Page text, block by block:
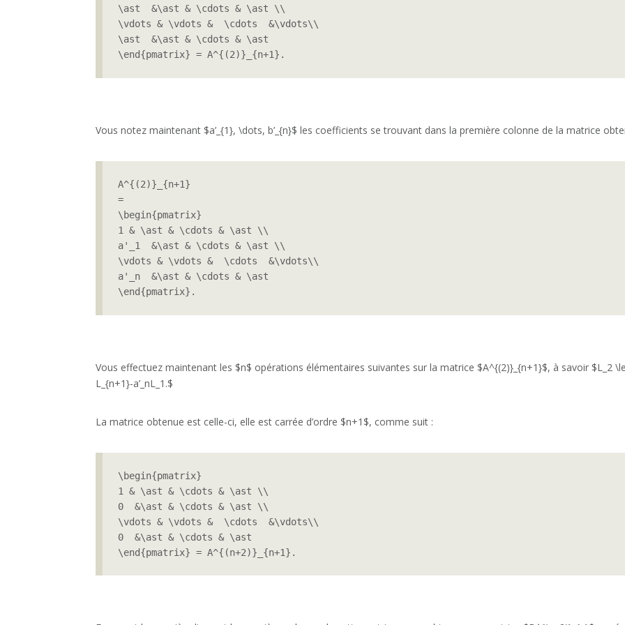
\ast  &\ast & \cdots & \ast \\
\vdots & \vdots &  \cdots  &\vdots\\
\ast  &\ast & \cdots & \ast
\end{pmatrix} = A^{(2)}_{n+1}.
Vous notez maintenant $a’_{1}, \dots, b’_{n}$ les coefficients se trouvant dans la première colonne de la matrice
A^{(2)}_{n+1}
=
\begin{pmatrix}
1 & \ast & \cdots & \ast \\
a'_1  &\ast & \cdots & \ast \\
\vdots & \vdots &  \cdots  &\vdots\\
a'_n  &\ast & \cdots & \ast
\end{pmatrix}.
Vous effectuez maintenant les $n$ opérations élémentaires suivantes sur la matrice $A^{(2)}_{n+1}$, à savoir $L_2
L_{n+1}-a’_nL_1.$
La matrice obtenue est celle-ci, elle est carrée d’ordre $n+1$, comme suit :
\begin{pmatrix}
1 & \ast & \cdots & \ast \\
0  &\ast & \cdots & \ast \\
\vdots & \vdots &  \cdots  &\vdots\\
0  &\ast & \cdots & \ast
\end{pmatrix} = A^{(n+2)}_{n+1}.